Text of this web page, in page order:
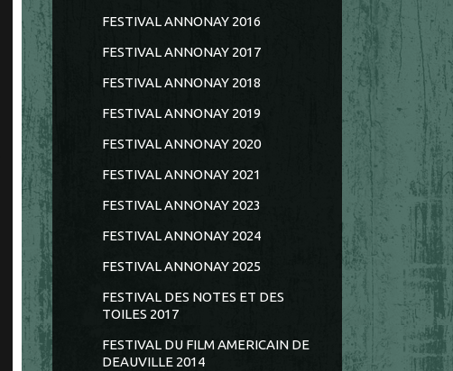
FESTIVAL ANNONAY 2016
FESTIVAL ANNONAY 2017
FESTIVAL ANNONAY 2018
FESTIVAL ANNONAY 2019
FESTIVAL ANNONAY 2020
FESTIVAL ANNONAY 2021
FESTIVAL ANNONAY 2023
FESTIVAL ANNONAY 2024
FESTIVAL ANNONAY 2025
FESTIVAL DES NOTES ET DES
TOILES 2017
FESTIVAL DU FILM AMERICAIN DE
DEAUVILLE 2014